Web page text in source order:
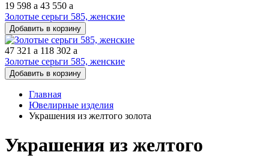
19 598 a 43 550 a
Золотые серьги 585, женские
Добавить в корзину
47 321 a 118 302 a
Золотые серьги 585, женские
Добавить в корзину
Главная
Ювелирные изделия
Украшения из желтого золота
Украшения из желтого